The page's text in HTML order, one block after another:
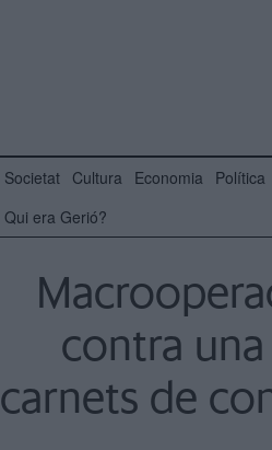
Societat Cultura Economia Política
Qui era Gerió?
contra
carnets de